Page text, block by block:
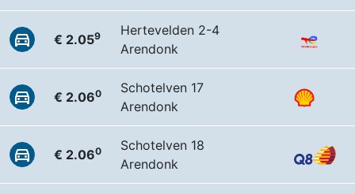
€ 2.059
Hertevelden 2-4
Arendonk
€ 2.060
Schotelven 17
Arendonk
€ 2.060
Schotelven 18
Arendonk